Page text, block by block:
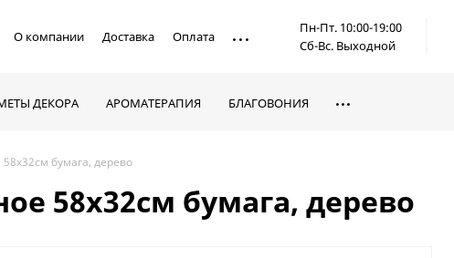
О компании Доставка Оплата
Пн-Пт. 10:00-19:00
Сб-Вс. Выходной
ДЕКОРА АРОМАТЕРАПИЯ БЛАГОВОНИЯ
бумага, дерево
58х32см бумага, дерево